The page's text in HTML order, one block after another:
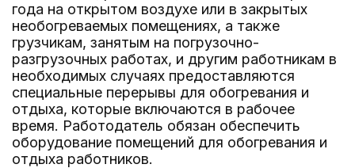
года на открытом воздухе или в закрытых
необогреваемых помещениях, а также
грузчикам, занятым на погрузочно-
разгрузочных работах, и другим работникам в
необходимых случаях предоставляются
специальные перерывы для обогревания и
отдыха, которые включаются в рабочее
время. Работодатель обязан обеспечить
оборудование помещений для обогревания и
отдыха работников.